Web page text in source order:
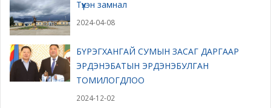
Түүхэн замнал
2024-04-08
БҮРЭГХАНГАЙ СУМЫН ЗАСАГ ДАРГААР
ЭРДЭНЭБАТЫН ЭРДЭНЭБУЛГАН
ТОМИЛОГДЛОО
2024-12-02